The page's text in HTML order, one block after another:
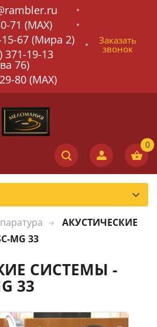
71 (MAX)
15-67 (Мира 2)
371-19-13
76)
80 (MAX)
Заказать
звонок
АКУСТИЧЕСКИЕ
MG 33
СИСТЕМЫ -
33